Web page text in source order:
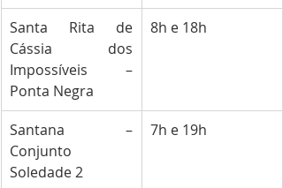
Santa Rita de
Cássia dos
Impossíveis –
Ponta Negra
8h e 18h
Santana –
Conjunto
Soledade 2
7h e 19h